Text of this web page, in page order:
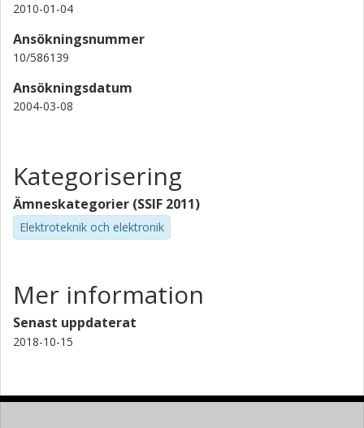
2010-01-04
Ansökningsnummer
10/586139
Ansökningsdatum
2004-03-08
Kategorisering
Ämneskategorier (SSIF 2011)
Elektroteknik och elektronik
Mer information
Senast uppdaterat
2018-10-15